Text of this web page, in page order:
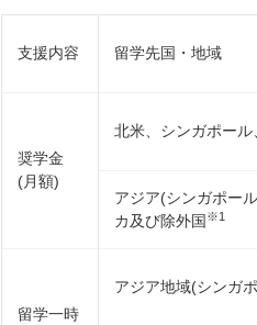
支援内容 留学先国・地域
奨学金
(月額)
北米、シンガポー
アジア(シンガポー
カ及び除外国 ※1
留学一時
アジア地域(シンガ